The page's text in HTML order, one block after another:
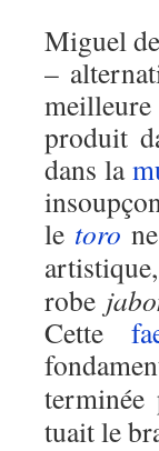
Miguel
–
produit
dans la
le toro
robe
Cette
tuait le